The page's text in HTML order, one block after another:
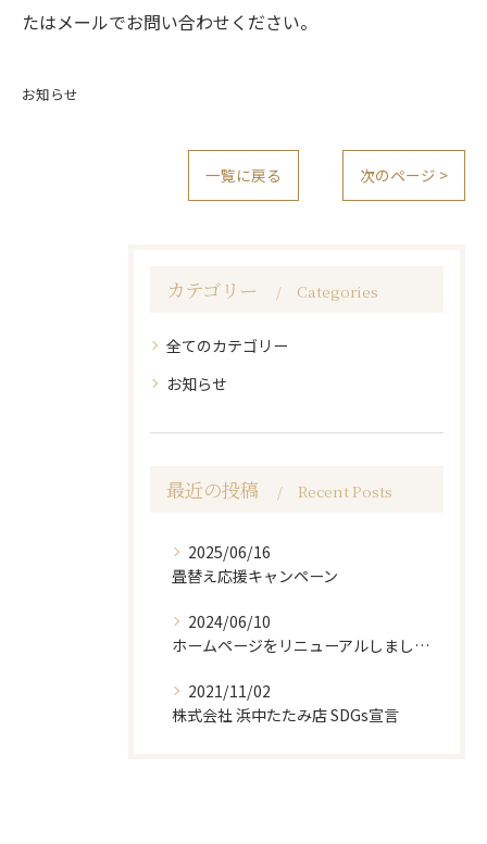
たはメールでお問い合わせください。
お知らせ
一覧に戻る 次のページ >
カテゴリー Categories
全てのカテゴリー
お知らせ
最近の投稿 Recent Posts
2025/06/16
畳替え応援キャンペーン
2024/06/10
ホームページをリニューアルしました。
2021/11/02
株式会社 浜中たたみ店 SDGs宣言
お問い合わせはこちら